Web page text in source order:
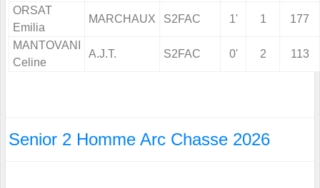
ORSAT
Emilia
MARCHAUX S2FAC 1' 1 177
MANTOVANI
Celine
A.J.T. S2FAC 0' 2 113
Senior 2 Homme Arc Chasse 2026